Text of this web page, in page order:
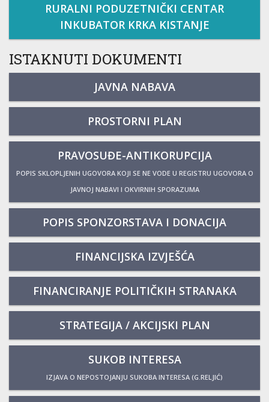
RURALNI PODUZETNIČKI CENTAR
INKUBATOR KRKA KISTANJE
ISTAKNUTI DOKUMENTI
JAVNA NABAVA
PROSTORNI PLAN
PRAVOSUĐE-ANTIKORUPCIJA
POPIS SKLOPLJENIH UGOVORA KOJI SE NE VODE U REGISTRU UGOVORA O
JAVNOJ NABAVI I OKVIRNIH SPORAZUMA
POPIS SPONZORSTAVA I DONACIJA
FINANCIJSKA IZVJEŠĆA
FINANCIRANJE POLITIČKIH STRANAKA
STRATEGIJA / AKCIJSKI PLAN
SUKOB INTERESA
IZJAVA O NEPOSTOJANJU SUKOBA INTERESA (G.RELJIĆ)